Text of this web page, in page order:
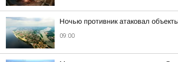
Ночью противник атаковал
09:00